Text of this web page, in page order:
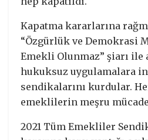
Kapatma kararlarına
“Özgürlük ve Demokrasi
Emekli Olunmaz” şiarı
hukuksuz uygulamalara
sendikalarını kurdular.
emeklilerin meşru
2021 Tüm Emekliler